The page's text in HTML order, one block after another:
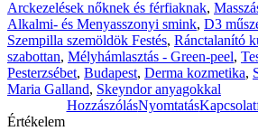
Arckezelések nőknek és férfiaknak,
Alkalmi- és Menyasszonyi smink, D3
Szempilla szemöldök Festés, Ránctalanító
szabottan, Mélyhámlasztás - Green-peel,
Pesterzsébet, Budapest, Derma kozmetika,
Maria Galland, Skeyndor anyagokkal
HozzászólásNyomtatás
Értékelem